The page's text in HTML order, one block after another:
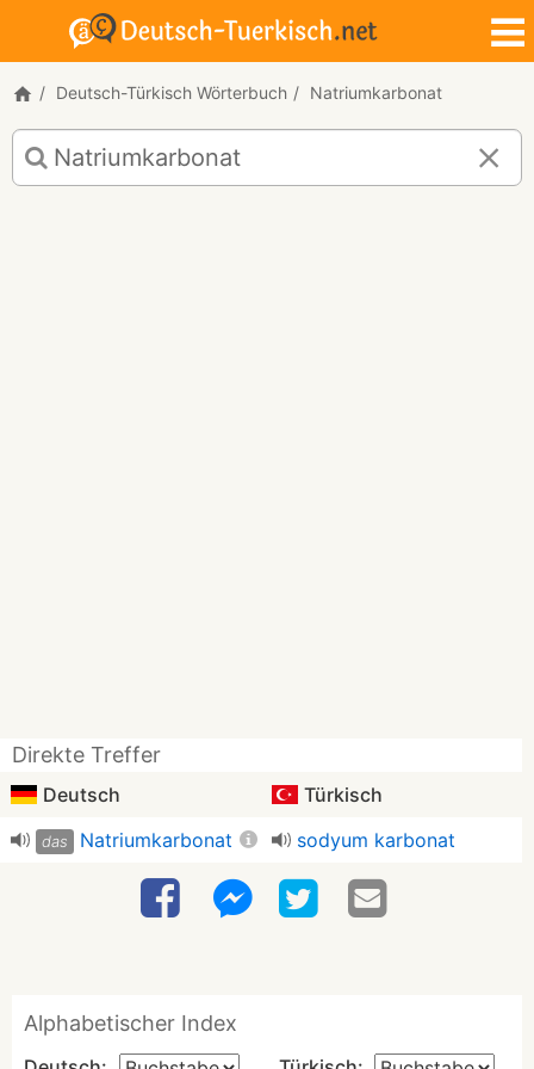
Deutsch-Türkisch Wörterbuch Natriumkarbonat
Deutsch-
Türkisch
Übersetzung
Direkte Treffer
Deutsch Türkisch
das Natriumkarbonat sodyum karbonat
Alphabetischer Index